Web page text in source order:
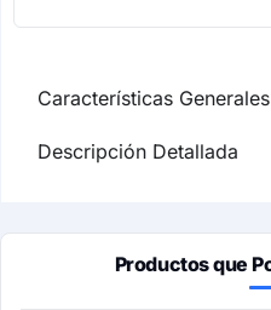
Características Generales
Descripción Detallada
Productos que